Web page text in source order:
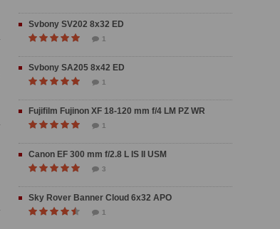
Svbony SV202 8x32 ED
1
Svbony SA205 8x42 ED
1
Fujifilm Fujinon XF 18-120 mm f/4 LM PZ WR
1
Canon EF 300 mm f/2.8 L IS II USM
3
Sky Rover Banner Cloud 6x32 APO
1